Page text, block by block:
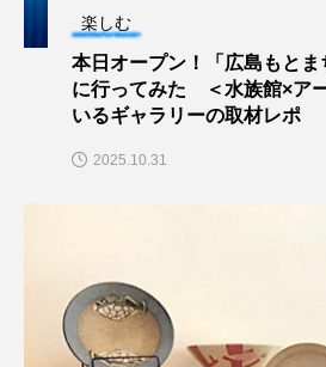
モンツキハギ
ヤッコ ヤドカリ ヤマ
ヤマトヌマエビ ヤマメ
ヨウラクク
ヨツメウオ
リュウセイクラゲ レシピ
楽しむ
本日オープン！「広島もとま
に行ってみた ＜水族館×ア
いるギャラリーの取材レポ
2025.10.31